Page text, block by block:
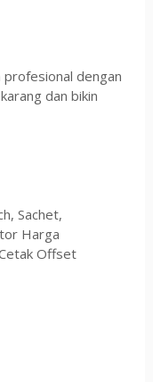
profesional dengan
dan bikin
Sachet,
Harga
Offset